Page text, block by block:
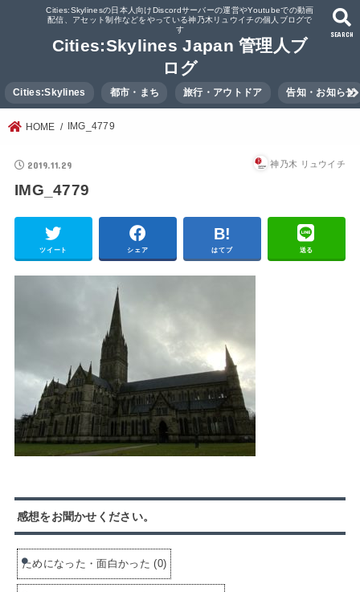
Cities:Skylinesの日本人向けDiscordサーバーの運営やYoutubeでの動画
配信、アセット制作などをやっている神乃木リュウイチの個人ブログで
す
Cities:Skylines Japan 管理人ブ
ログ
SEARCH
Cities:Skylines 都市・まち 旅行・アウトドア 告知・お知らせ
HOME IMG_4779
2019.11.29 神乃木 リュウイチ
IMG_4779
ツイート シェア はてブ 送る
感想をお聞かせください。
ためになった・面白かった (0)